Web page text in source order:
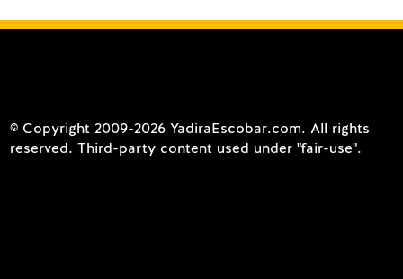
© Copyright 2009-2026 YadiraEscobar.com. All rights
reserved. Third-party content used under "fair-use".